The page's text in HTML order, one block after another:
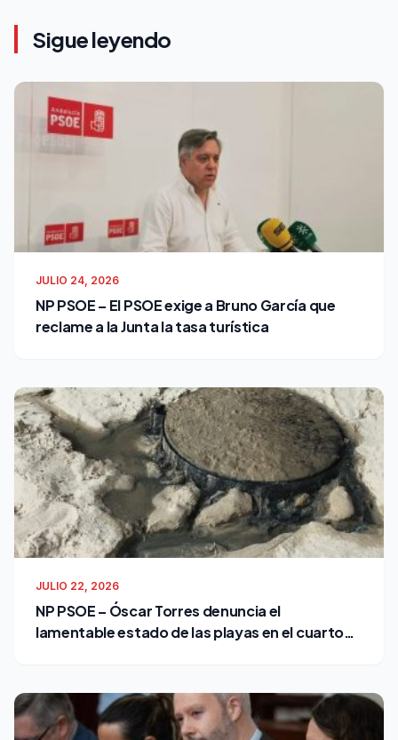
Sigue leyendo
JULIO 24, 2026
NP PSOE – El PSOE exige a Bruno García que
reclame a la Junta la tasa turística
JULIO 22, 2026
NP PSOE – Óscar Torres denuncia el
lamentable estado de las playas en el cuarto